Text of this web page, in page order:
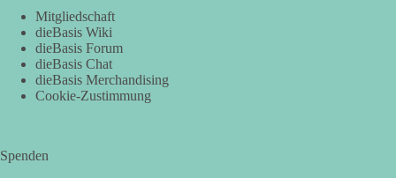
Mitgliedschaft
dieBasis Wiki
dieBasis Forum
dieBasis Chat
dieBasis Merchandising
Cookie-Zustimmung
Spenden